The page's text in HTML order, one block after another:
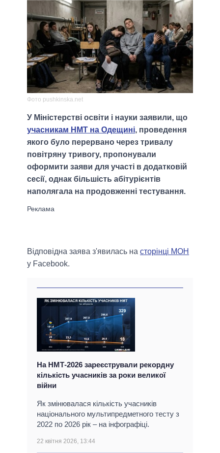
Фото pushkinska.net
У Міністерстві освіти і науки заявили, що
учасникам НМТ на Одещині, проведення
якого було перервано через тривалу
повітряну тривогу, пропонували
оформити заяви для участі в додатковій
сесії, однак більшість абітурієнтів
наполягала на продовженні тестування.
Відповідна заява з'явилась на сторінці МОН
у Facebook.
На НМТ-2026 зареєстрували рекордну
кількість учасників за роки великої
війни
Як змінювалася кількість учасників
національного мультипредметного тесту з
2022 по 2026 рік – на інфографіці.
22 квітня 2026, 13:44